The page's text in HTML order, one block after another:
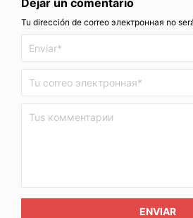
Dejar un comentario
Tu dirección de correo электронная no
ENVIAR